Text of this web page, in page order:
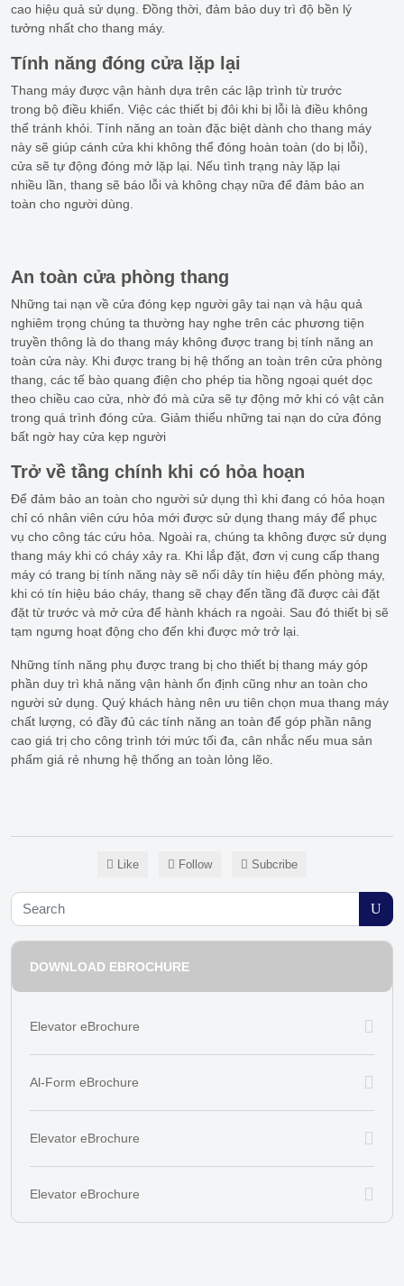
cao hiệu quả sử dụng. Đồng thời, đảm bảo duy trì độ bền lý
tưởng nhất cho thang máy.
Tính năng đóng cửa lặp lại
Thang máy được vận hành dựa trên các lập trình từ trước
trong bộ điều khiển. Việc các thiết bị đôi khi bị lỗi là điều không
thể tránh khỏi. Tính năng an toàn đặc biệt dành cho thang máy
này sẽ giúp cánh cửa khi không thể đóng hoàn toàn (do bị lỗi),
cửa sẽ tự động đóng mở lặp lại. Nếu tình trạng này lặp lại
nhiều lần, thang sẽ báo lỗi và không chạy nữa để đảm bảo an
toàn cho người dùng.
An toàn cửa phòng thang
Những tai nạn về cửa đóng kẹp người gây tai nạn và hậu quả
nghiêm trọng chúng ta thường hay nghe trên các phương tiện
truyền thông là do thang máy không được trang bị tính năng an
toàn cửa này. Khi được trang bị hệ thống an toàn trên cửa phòng
thang, các tế bào quang điện cho phép tia hồng ngoại quét dọc
theo chiều cao cửa, nhờ đó mà cửa sẽ tự động mở khi có vật cản
trong quá trình đóng cửa. Giảm thiểu những tai nạn do cửa đóng
bất ngờ hay cửa kẹp người
Trở về tầng chính khi có hỏa hoạn
Để đảm bảo an toàn cho người sử dụng thì khi đang có hỏa hoạn
chỉ có nhân viên cứu hỏa mới được sử dụng thang máy để phục
vụ cho công tác cứu hỏa. Ngoài ra, chúng ta không được sử dụng
thang máy khi có cháy xảy ra. Khi lắp đặt, đơn vị cung cấp thang
máy có trang bị tính năng này sẽ nối dây tín hiệu đến phòng máy,
khi có tín hiệu báo cháy, thang sẽ chạy đến tầng đã được cài đặt
đặt từ trước và mở cửa để hành khách ra ngoài. Sau đó thiết bị sẽ
tạm ngưng hoạt động cho đến khi được mở trở lại.
Những tính năng phụ được trang bị cho thiết bị thang máy góp
phần duy trì khả năng vận hành ổn định cũng như an toàn cho
người sử dụng. Quý khách hàng nên ưu tiên chọn mua thang máy
chất lượng, có đầy đủ các tính năng an toàn để góp phần nâng
cao giá trị cho công trình tới mức tối đa, cân nhắc nếu mua sản
phẩm giá rẻ nhưng hệ thống an toàn lỏng lẽo.
Like Follow Subcribe
DOWNLOAD EBROCHURE
Elevator eBrochure
Al-Form eBrochure
Elevator eBrochure
Elevator eBrochure